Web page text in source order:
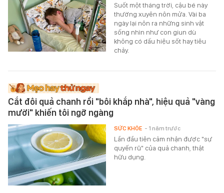
Suốt một tháng trời, cậu bé này
thường xuyên nôn mửa. Vài ba
ngày lại nôn ra những sinh vật
sống nhìn như con giun dù
không có dấu hiệu sốt hay tiêu
chảy.
Cắt đôi quả chanh rồi "bôi khắp nhà", hiệu quả "vàng
mười" khiến tôi ngỡ ngàng
Lần đầu tiên cảm nhận được "sự
quyến rũ" của quả chanh, thật
hữu dụng.
SỨC KHỎE - 1 năm trước